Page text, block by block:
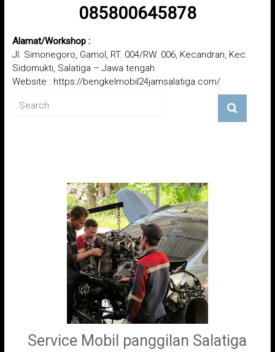
085800645878
Alamat/Workshop :
Jl. Simonegoro, Gamol, RT. 004/RW. 006, Kecandran, Kec.
Sidomukti, Salatiga – Jawa tengah
Website : https://bengkelmobil24jamsalatiga.com/
Service Mobil panggilan Salatiga